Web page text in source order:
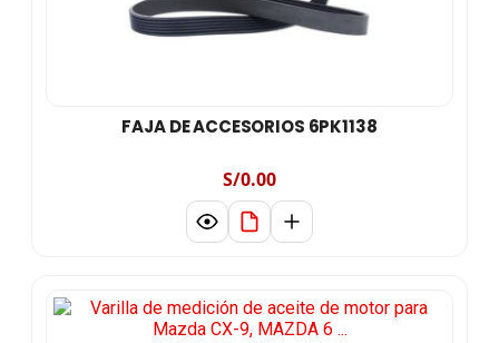
FAJA DE ACCESORIOS 6PK1138
S/0.00